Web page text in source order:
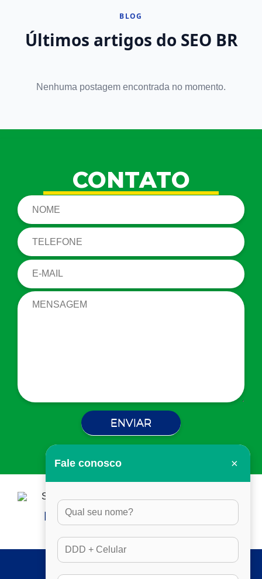
BLOG
Últimos artigos do SEO BR
Nenhuma postagem encontrada no momento.
CONTATO
HORÁRIO DE ATENDIMENTO:
DAS 8H ÀS 17H30, EM DIAS ÚTEIS
SERVIÇOS
Fale conosco ×